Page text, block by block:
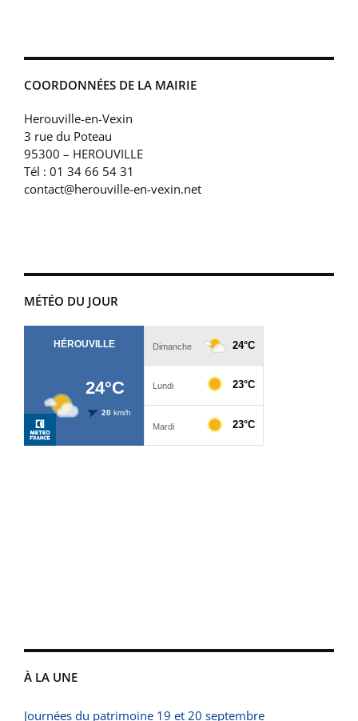
COORDONNÉES DE LA MAIRIE
Herouville-en-Vexin
3 rue du Poteau
95300 – HEROUVILLE
Tél : 01 34 66 54 31
contact@herouville-en-vexin.net
MÉTÉO DU JOUR
À LA UNE
Journées du patrimoine 19 et 20 septembre